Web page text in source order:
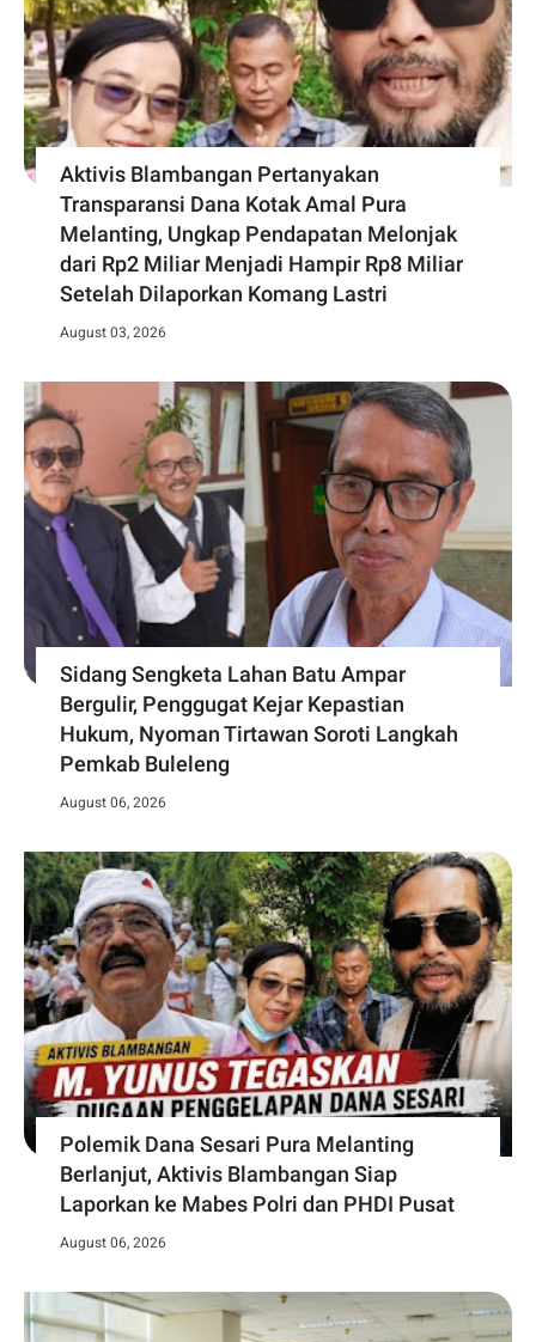
Aktivis Blambangan Pertanyakan
Transparansi Dana Kotak Amal Pura
Melanting, Ungkap Pendapatan Melonjak
dari Rp2 Miliar Menjadi Hampir Rp8 Miliar
Setelah Dilaporkan Komang Lastri
August 03, 2026
Sidang Sengketa Lahan Batu Ampar
Bergulir, Penggugat Kejar Kepastian
Hukum, Nyoman Tirtawan Soroti Langkah
Pemkab Buleleng
August 06, 2026
Polemik Dana Sesari Pura Melanting
Berlanjut, Aktivis Blambangan Siap
Laporkan ke Mabes Polri dan PHDI Pusat
August 06, 2026